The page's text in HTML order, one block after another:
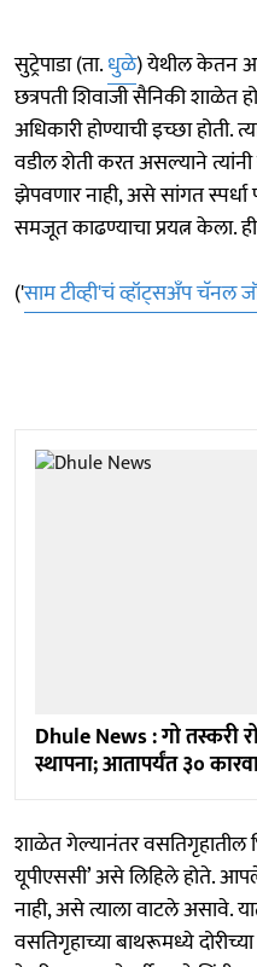
सुट्रेपाडा (ता.धुळे) येथील केतन
छत्रपती शिवाजी सैनिकी शाळेत
अधिकारी होण्याची इच्छा होती.
वडील शेती करत असल्याने त्यांनी
झेपवणार नाही, असे सांगत स्पर्धा
समजूत काढण्याचा प्रयत्न केला.
('साम टीव्ही'चं व्हॉट्सअँप चॅनल
Dhule News : गो तस्करी
स्थापना; आतापर्यंत ३०
शाळेत गेल्यानंतर वसतिगृहातील
यूपीएससी’ असे लिहिले होते. आपले
नाही, असे त्याला वाटले असावे.
वसतिगृहाच्या बाथरूमध्ये